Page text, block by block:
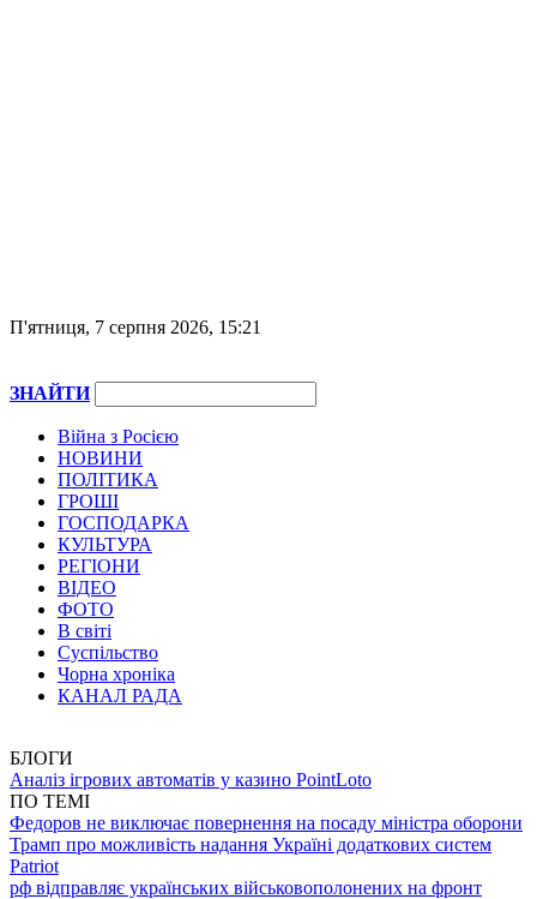
П'ятниця, 7 серпня 2026, 15:21
ЗНАЙТИ
Війна з Росією
НОВИНИ
ПОЛІТИКА
ГРОШІ
ГОСПОДАРКА
КУЛЬТУРА
РЕГІОНИ
ВІДЕО
ФОТО
В світі
Суспільство
Чорна хроніка
КАНАЛ РАДА
БЛОГИ
Аналіз ігрових автоматів у казино PointLoto
ПО ТЕМІ
Федоров не виключає повернення на посаду міністра оборони
Трамп про можливість надання Україні додаткових систем
Patriot
рф відправляє українських військовополонених на фронт